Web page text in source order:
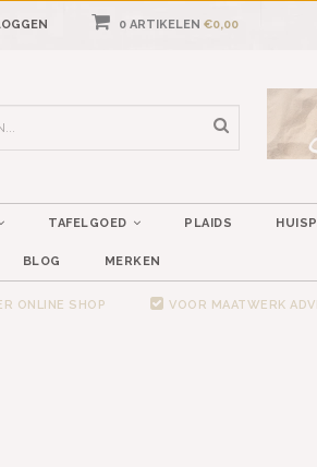
0 ARTIKELEN €0,00
TAFELGOED PLAIDS
BLOG MERKEN
ONLINE SHOP VOOR MAATWERK